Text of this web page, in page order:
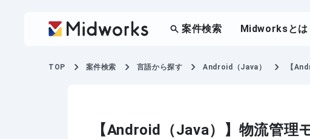
案件検索 Midworksとは
TOP 案件検索 言語から探す Android（Java） 【
【Android（Java）】物流管